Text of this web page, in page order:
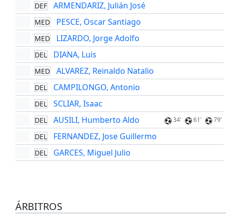
DEF ARMENDARIZ, Julián José
MED PESCE, Oscar Santiago
MED LIZARDO, Jorge Adolfo
DEL DIANA, Luis
MED ALVAREZ, Reinaldo Natalio
DEL CAMPILONGO, Antonio
DEL SCLIAR, Isaac
DEL AUSILI, Humberto Aldo 34' 61' 79'
DEL FERNANDEZ, Jose Guillermo
DEL GARCES, Miguel Julio
ÁRBITROS